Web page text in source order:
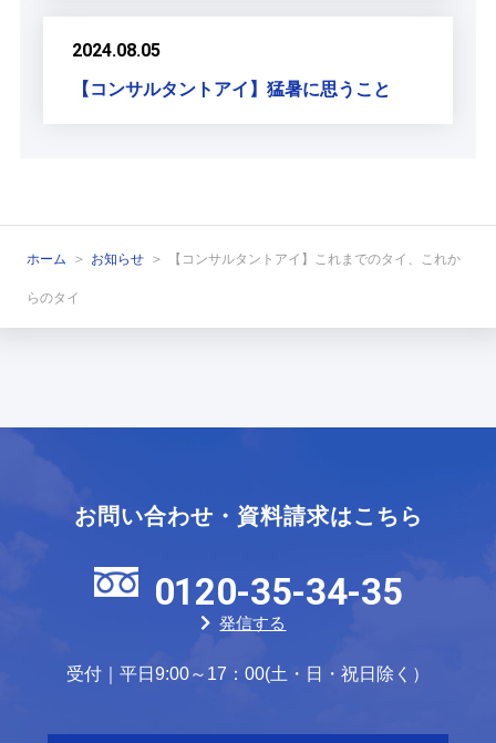
2024.08.05
【コンサルタントアイ】猛暑に思うこと
ホーム お知らせ 【コンサルタントアイ】これまでのタイ、これか
らのタイ
お問い合わせ・資料請求はこちら
0120-35-34-35
発信する
受付｜平日9:00～17：00(土・日・祝日除く）